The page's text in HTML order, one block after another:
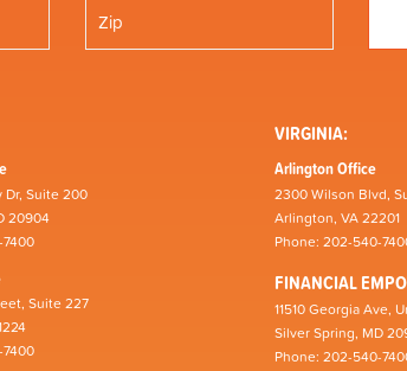
Dr, Suite 200
20904
Suite 227
VIRGINIA:
Arlington Office
2300 Wilson Blvd,
Arlington, VA 22201
Phone: 202-540-
FINANCIAL
11510 Georgia Ave,
Silver Spring, MD
Phone: 202-540-